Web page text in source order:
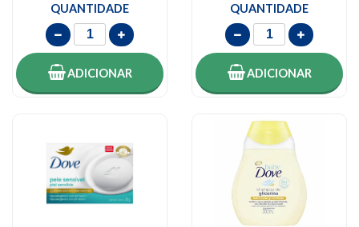
QUANTIDADE
ADICIONAR
QUANTIDADE
ADICIONAR